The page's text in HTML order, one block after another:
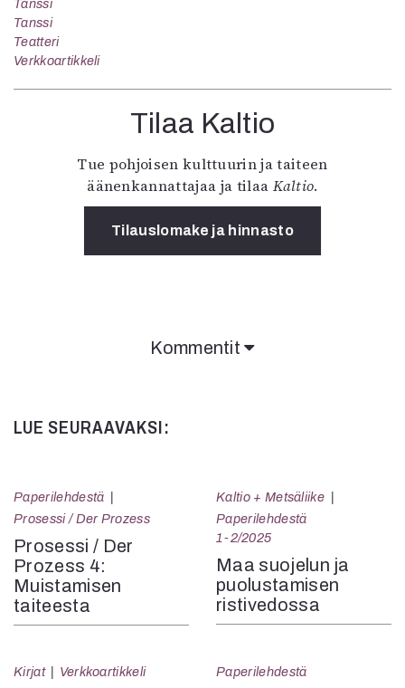
Tanssi
Tanssi
Teatteri
Verkkoartikkeli
Tilaa Kaltio
Tue pohjoisen kulttuurin ja taiteen
äänenkannattajaa ja tilaa Kaltio.
Tilauslomake ja hinnasto
Kommentit
LUE SEURAAVAKSI:
Paperilehdestä
Prosessi / Der Prozess
Prosessi / Der
Prozess 4:
Muistamisen
taiteesta
Kaltio + Metsäliike
Paperilehdestä
1-2/2025
Maa suojelun ja
puolustamisen
ristivedossa
Kirjat Verkkoartikkeli Paperilehdestä